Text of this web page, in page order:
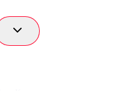
Przełącz
podrzędne